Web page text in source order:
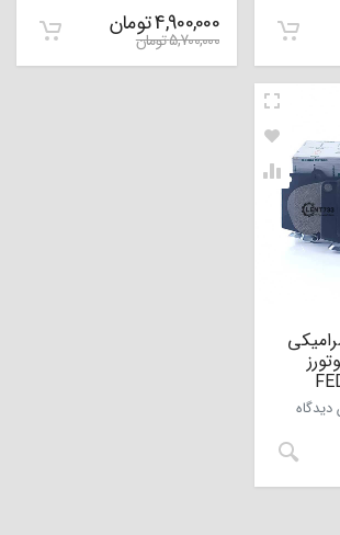
4,900,000تومان
5,700,000تومان
دیدگاه